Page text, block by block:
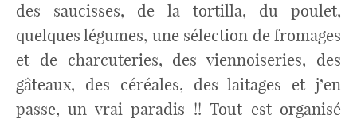
des saucisses, de la tortilla, du poulet,
quelques légumes, une sélection de fromages
et de charcuteries, des viennoiseries, des
gâteaux, des céréales, des laitages et j’en
passe, un vrai paradis !! Tout est organisé